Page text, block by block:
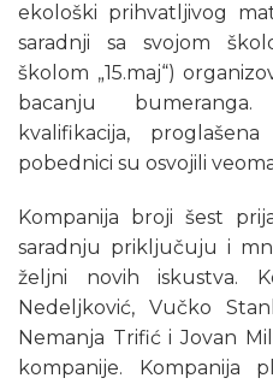
ekološki prihvatljivog
saradnji sa svojom
školom „15.maj“)
bacanju
kvalifikacija,
pobednici su osvojili
Kompanija broji šest
saradnju priključuju i
željni novih iskustva.
Nedeljković, Vučko
Nemanja Trifić i Jovan
kompanije. Kompanija